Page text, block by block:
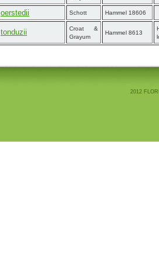
oerstedii Schott Hammel 18606
tonduzii
Croat &
Grayum
Hammel 8613
2012